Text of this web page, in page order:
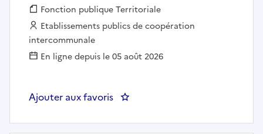
Fonction publique :
Fonction publique Territoriale
Employeur :
Etablissements publics de coopération
intercommunale
En ligne depuis le 05 août 2026
Ajouter aux favoris : RESPONSABLE